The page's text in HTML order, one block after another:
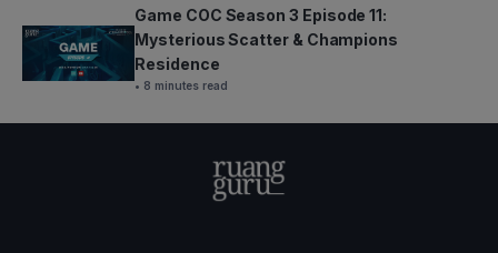
Game COC Season 3 Episode 11:
Mysterious Scatter & Champions
Residence
• 8 minutes read